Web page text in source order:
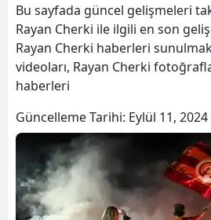
Bu sayfada güncel gelişmeleri
Rayan Cherki ile ilgili en son
Rayan Cherki haberleri
videoları, Rayan Cherki
haberleri
Güncelleme Tarihi: Eylül 11,